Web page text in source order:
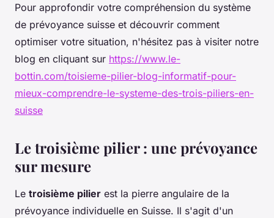
Pour approfondir votre compréhension du système
de prévoyance suisse et découvrir comment
optimiser votre situation, n'hésitez pas à visiter notre
blog en cliquant sur https://www.le-
bottin.com/toisieme-pilier-blog-informatif-pour-
mieux-comprendre-le-systeme-des-trois-piliers-en-
suisse
Le troisième pilier : une prévoyance
sur mesure
Le troisième pilier est la pierre angulaire de la
prévoyance individuelle en Suisse. Il s'agit d'un